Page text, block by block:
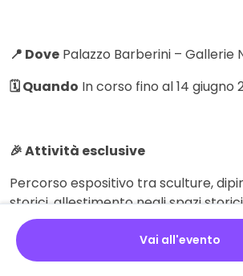
📍 Dove Palazzo Barberini – Gallerie
🗓 Quando In corso fino al 14 giugno
🎉 Attività esclusive
Percorso espositivo tra sculture,
storici, allestimento negli spazi
Barberini, ingresso gratuito under
studenti
Vai all'evento